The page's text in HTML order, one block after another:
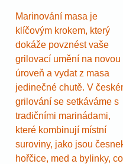
Marinování masa je
klíčovým krokem, který
dokáže povznést vaše
grilovací umění na novou
úroveň a vydat z masa
jedinečné chutě. V
grilování se setkáváme s
tradičními marinádami,
které kombinují místní
suroviny, jako jsou
hořčice, med a bylinky,